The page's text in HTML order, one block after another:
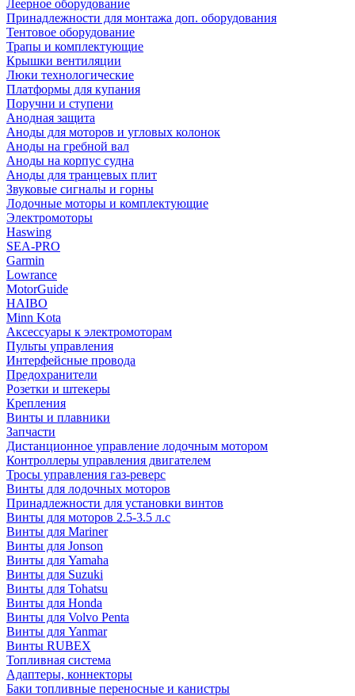
Леерное оборудование
Принадлежности для монтажа доп. оборудования
Тентовое оборудование
Трапы и комплектующие
Крышки вентиляции
Люки технологические
Платформы для купания
Поручни и ступени
Анодная защита
Аноды для моторов и угловых колонок
Аноды на гребной вал
Аноды на корпус судна
Аноды для транцевых плит
Звуковые сигналы и горны
Лодочные моторы и комплектующие
Электромоторы
Haswing
SEA-PRO
Garmin
Lowrance
MotorGuide
HAIBO
Minn Kota
Аксессуары к электромоторам
Пульты управления
Интерфейсные провода
Предохранители
Розетки и штекеры
Крепления
Винты и плавники
Запчасти
Дистанционное управление лодочным мотором
Контроллеры управления двигателем
Тросы управления газ-реверс
Винты для лодочных моторов
Принадлежности для установки винтов
Винты для моторов 2.5-3.5 л.с
Винты для Mariner
Винты для Jonson
Винты для Yamaha
Винты для Suzuki
Винты для Tohatsu
Винты для Honda
Винты для Volvo Penta
Винты для Yanmar
Винты RUBEX
Топливная система
Адаптеры, коннекторы
Баки топливные переносные и канистры